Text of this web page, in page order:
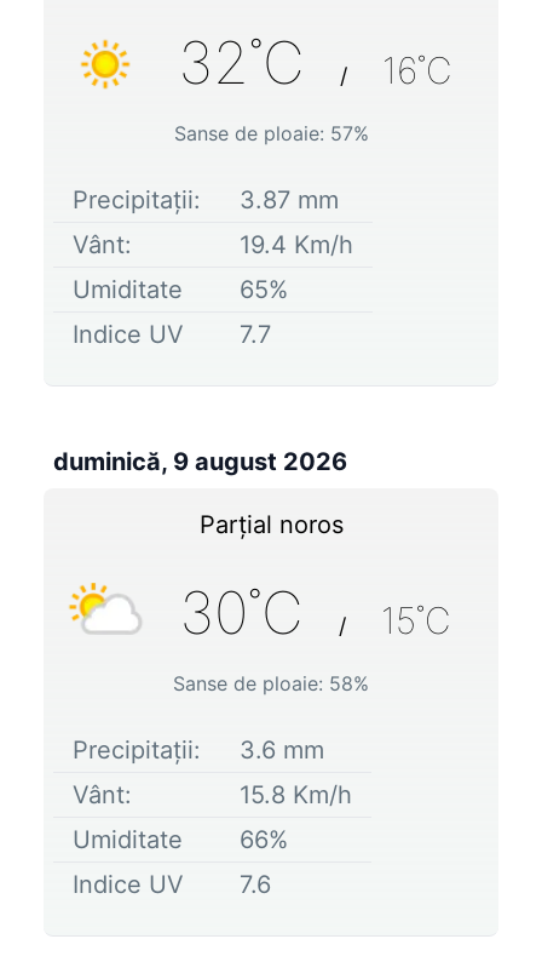
32˚C / 16˚C
Sanse de ploaie: 57%
Precipitații: 3.87 mm
Vânt:
19.4 Km/h
Umiditate
65%
Indice UV
7.7
duminică, 9 august 2026
Parțial noros
30˚C / 15˚C
Sanse de ploaie: 58%
Precipitații: 3.6 mm
Vânt:
15.8 Km/h
Umiditate
66%
Indice UV
7.6